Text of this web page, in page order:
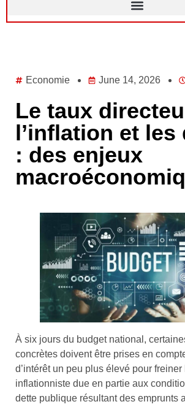
Economie June 14, 2026
Le taux
l’inflation et les
: des enjeux
À six jours du budget national,
concrètes doivent être prises en
d’intérêt un peu plus élevé pour
inflationniste due en partie aux
dette publique résultant des emprunts